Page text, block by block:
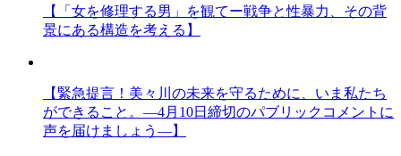
【「女を修理する男」を観てー戦争と性暴力、その背
景にある構造を考える】
【緊急提言！美々川の未来を守るために、いま私たち
ができること。―4月10日締切のパブリックコメントに
声を届けましょう―】